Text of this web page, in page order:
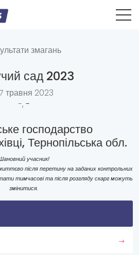
змагань
сад 2023
травня 2023
-, -
господарство
Тернопільська обл.
учасник!
після перетину на заданих контрольних
тимчасові та після розгляду скарг можуть
змінитися.